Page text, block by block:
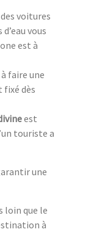
voitures
vous
est à
à faire une
fixé dès
est
touriste a
une
loin que le
à